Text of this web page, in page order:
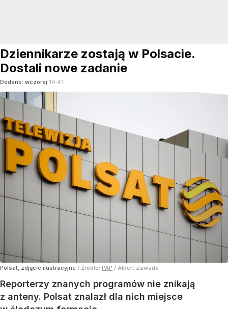
Dziennikarze zostają w Polsacie.
Dostali nowe zadanie
Dodano: wczoraj 14:41
Polsat, zdjęcie ilustracyjne / Źródło: PAP / Albert Zawada
Reporterzy znanych programów nie znikają
z anteny. Polsat znalazł dla nich miejsce